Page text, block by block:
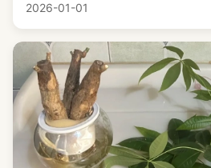
2026-01-01